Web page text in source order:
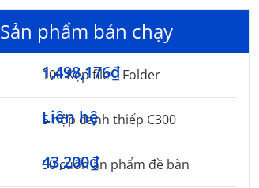
Sản phẩm bán chạy
100 Kẹp file – Folder
1,498,176₫
5 hộp danh thiếp C300
Liên hệ
50 cuốn ấn phẩm đề bàn
43,200₫